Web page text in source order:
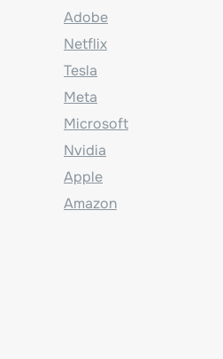
Adobe
Netflix
Tesla
Meta
Microsoft
Nvidia
Apple
Amazon